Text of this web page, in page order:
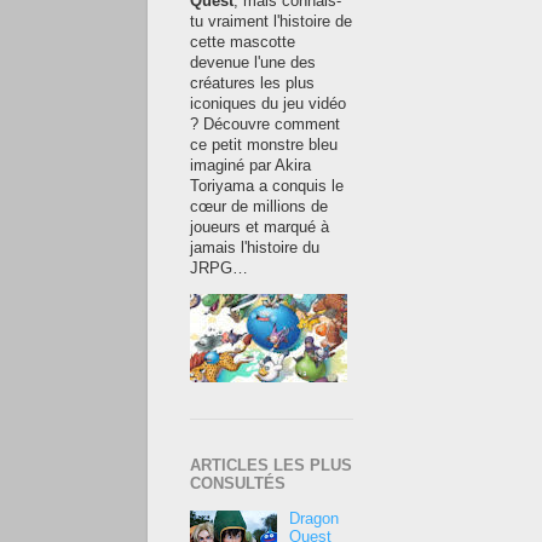
tu vraiment l'histoire de
cette mascotte
devenue l'une des
créatures les plus
iconiques du jeu vidéo
? Découvre comment
ce petit monstre bleu
imaginé par Akira
Toriyama a conquis le
cœur de millions de
joueurs et marqué à
jamais l'histoire du
JRPG…
ARTICLES LES PLUS
CONSULTÉS
Dragon
Quest